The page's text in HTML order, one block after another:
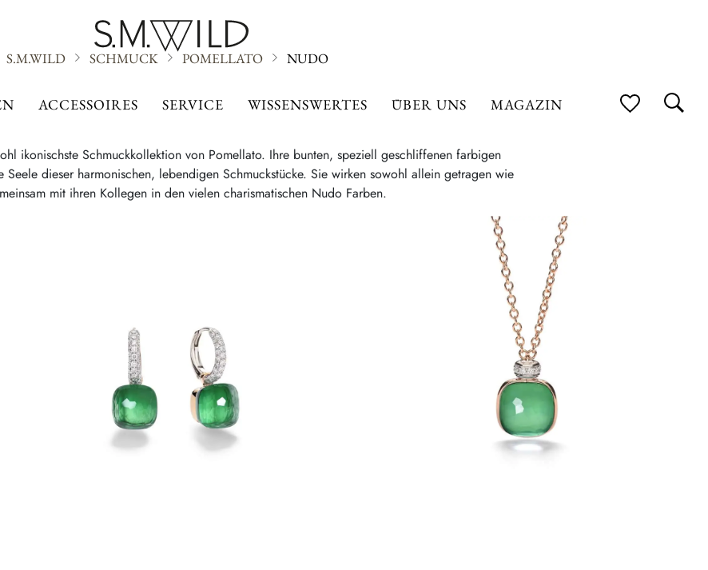
ACCESSOIRES SERVICE WISSENSWERTES ÜBER UNS MAGAZIN
S.M.WILD SCHMUCK POMELLATO NUDO
ikonischste Schmuckkollektion von Pomellato. Ihre bunten, speziell geschliffenen farbigen
Seele dieser harmonischen, lebendigen Schmuckstücke. Sie wirken sowohl allein getragen wie
mit ihren Kollegen in den vielen charismatischen Nudo Farben.